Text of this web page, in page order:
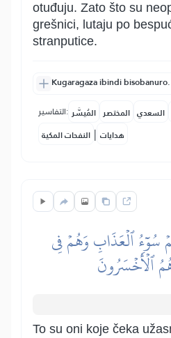
otuđuju. Zato što su
grešnici, lutaju po
stranputice.
Kugaragaza ibindi bisobanuro.
التفاسير: المُيسَّر المختصر السعدي
النفحات المكية | هدايات
سُوٓءُ ٱلۡعَذَابِ وَهُمۡ فِي
ٱلۡأَخۡسَرُونَ
To su oni koje čeka